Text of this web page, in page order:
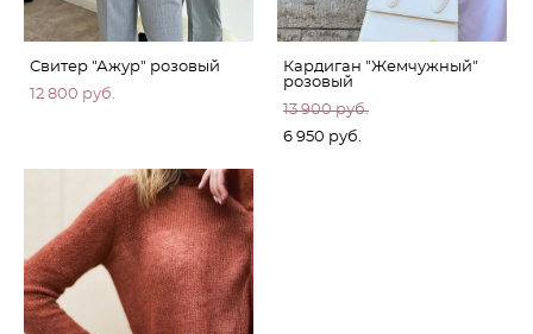
Свитер "Ажур" розовый
12 800 pуб.
Кардиган "Жемчужный"
розовый
13 900 pуб.
6 950 pуб.